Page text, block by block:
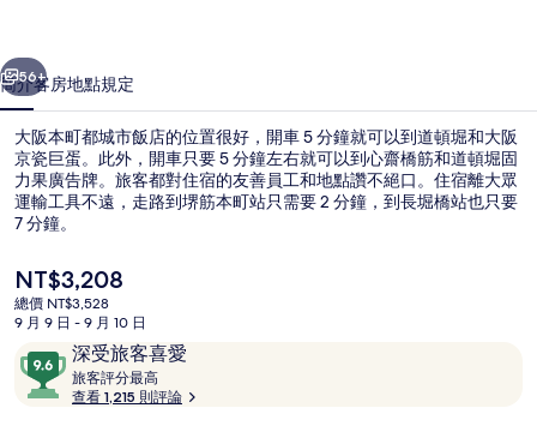
飯
店
的
相
片
集
個 下一個
56+
簡介客房地點規定
大阪本町都城市飯店的位置很好，開車 5 分鐘就可以到道頓堀和大阪
京瓷巨蛋。此外，開車只要 5 分鐘左右就可以到心齋橋筋和道頓堀固
力果廣告牌。旅客都對住宿的友善員工和地點讚不絕口。住宿離大眾
運輸工具不遠，走路到堺筋本町站只需要 2 分鐘，到長堀橋站也只要
7 分鐘。
目
前
的
格
是
NT$3,208
NT$3,208
總價 NT$3,528
9 月 9 日 - 9 月 10 日
評
論
深受旅客喜愛
9.6
分，
滿
旅客評分最高
客
查看 1,215 則評論